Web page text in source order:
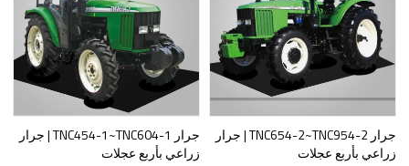
جرار TNC654-2~TNC954-2 | جرار
زراعي بأربع عجلات
جرار TNC454-1~TNC604-1 | جرار
زراعي بأربع عجلات